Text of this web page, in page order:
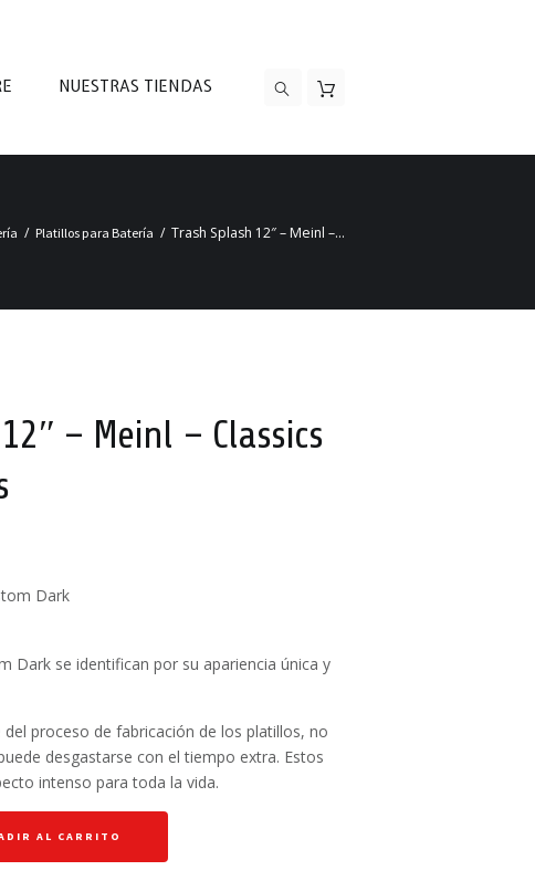
NUESTRAS TIENDAS
Platillos para Batería Trash Splash 12″ – Meinl –...
– Meinl – Classics
Dark
Dark se identifican por su apariencia única y
proceso de fabricación de los platillos, no
desgastarse con el tiempo extra. Estos
intenso para toda la vida.
AL CARRITO